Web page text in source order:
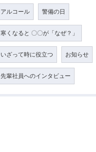
アルコール 警備の日
寒くなると 〇〇が「なぜ？」
いざって時に役立つ お知らせ
先輩社員へのインタビュー